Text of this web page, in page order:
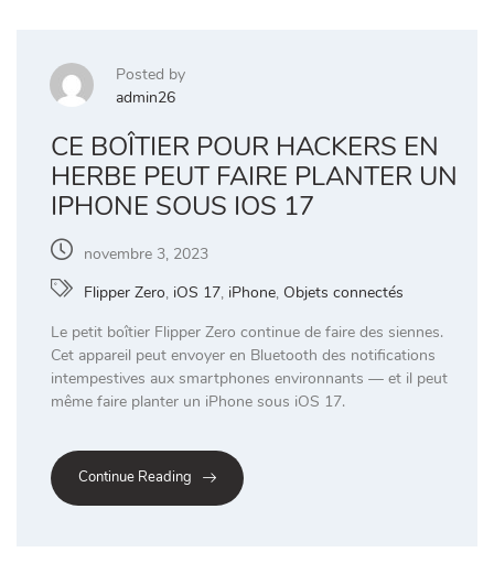
Posted by
admin26
CE BOÎTIER POUR HACKERS EN
HERBE PEUT FAIRE PLANTER UN
IPHONE SOUS IOS 17
novembre 3, 2023
Flipper Zero, iOS 17, iPhone, Objets connectés
Le petit boîtier Flipper Zero continue de faire des siennes.
Cet appareil peut envoyer en Bluetooth des notifications
intempestives aux smartphones environnants — et il peut
même faire planter un iPhone sous iOS 17.
Continue Reading